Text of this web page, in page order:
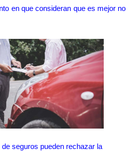
en que consideran que es mejor no
seguros pueden rechazar la